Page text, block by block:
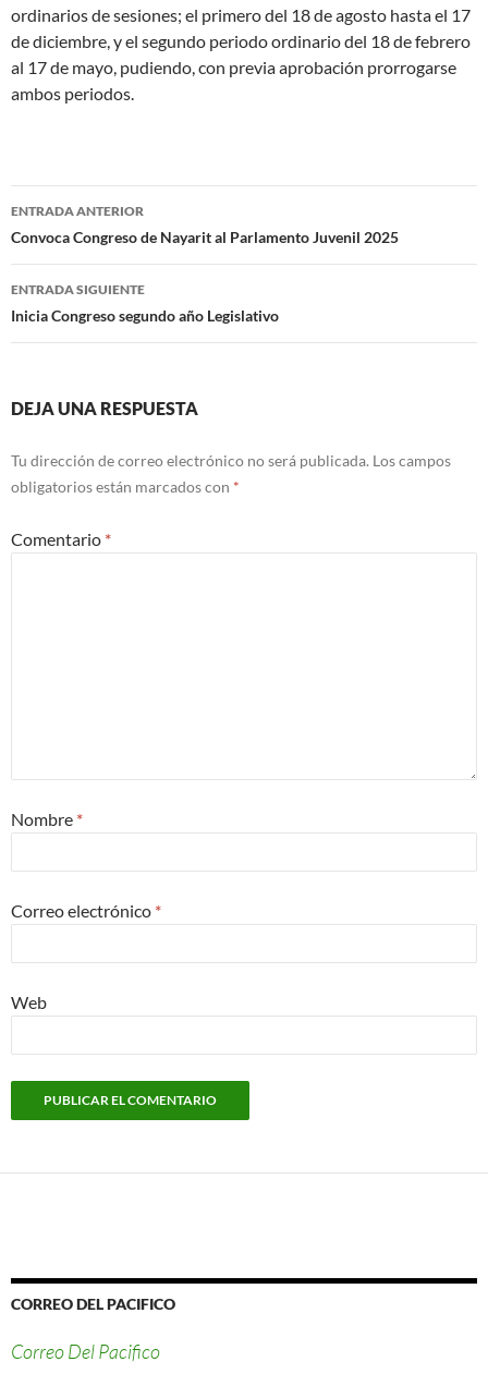
ordinarios de sesiones; el primero del 18 de agosto hasta el 17
de diciembre, y el segundo periodo ordinario del 18 de febrero
al 17 de mayo, pudiendo, con previa aprobación prorrogarse
ambos periodos.
Navegación
de
entradas
ENTRADA ANTERIOR
Convoca Congreso de Nayarit al Parlamento Juvenil 2025
ENTRADA SIGUIENTE
Inicia Congreso segundo año Legislativo
DEJA UNA RESPUESTA
Tu dirección de correo electrónico no será publicada. Los campos
obligatorios están marcados con *
Comentario *
Nombre *
Correo electrónico *
Web
CORREO DEL PACIFICO
Correo Del Pacifico